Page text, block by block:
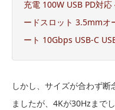
充電 100W USB PD対
ードスロット 3.5mmオ
ート 10Gbps USB-C
しかし、サイズが合わず断
ましたが、4Kが30Hzまで